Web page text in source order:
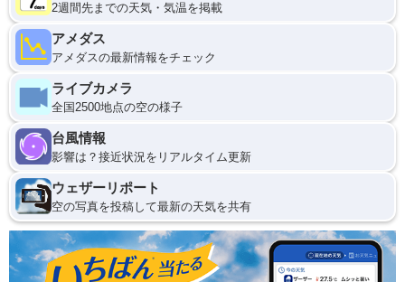
2週間先までの天気・気温を掲載
アメダス
アメダスの最新情報をチェック
ライブカメラ
全国2500地点の空の様子
台風情報
影響は？接近状況をリアルタイム更新
ウェザーリポート
空の写真を投稿して最新の天気を共有